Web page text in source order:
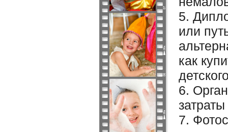
5.
или
как
6.
7.